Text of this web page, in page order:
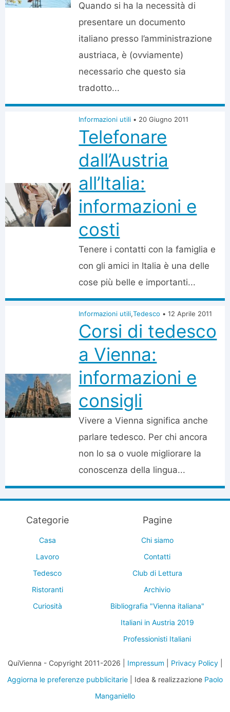
Quando si ha la necessità di
presentare un documento
italiano presso l’amministrazione
austriaca, è (ovviamente)
necessario che questo sia
tradotto...
Informazioni utili • 20 Giugno 2011
Telefonare
dall’Austria
all’Italia:
informazioni e
costi
Tenere i contatti con la famiglia e
con gli amici in Italia è una delle
cose più belle e importanti...
Informazioni utili,Tedesco • 12 Aprile 2011
Corsi di tedesco
a Vienna:
informazioni e
consigli
Vivere a Vienna significa anche
parlare tedesco. Per chi ancora
non lo sa o vuole migliorare la
conoscenza della lingua...
Categorie
Casa
Lavoro
Tedesco
Ristoranti
Curiosità
Pagine
Chi siamo
Contatti
Club di Lettura
Archivio
Bibliografia "Vienna italiana"
Italiani in Austria 2019
Professionisti Italiani
QuiVienna - Copyright 2011-2026 | Impressum Privacy Policy|
Aggiorna le preferenze pubblicitarie | Idea & realizzazione Paolo
Manganiello